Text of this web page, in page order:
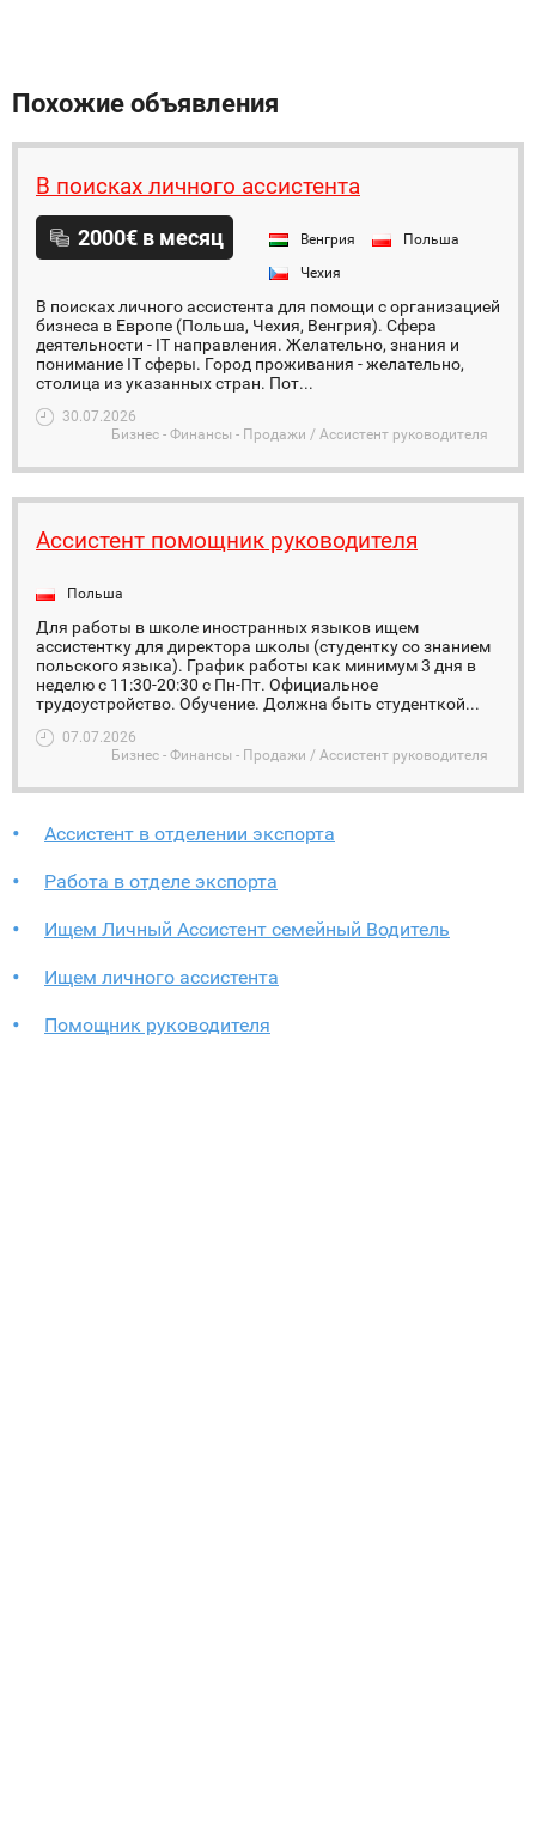
Похожие объявления
В поисках личного ассистента
2000€ в месяц Венгрия
Польша
Чехия
В поисках личного ассистента для помощи с организацией
бизнеса в Европе (Польша, Чехия, Венгрия). Сфера
деятельности - IT направления. Желательно, знания и
понимание IT сферы. Город проживания - желательно,
столица из указанных стран. Пот...
30.07.2026
Бизнес - Финансы - Продажи / Ассистент руководителя
Ассистент помощник руководителя
Польша
Для работы в школе иностранных языков ищем
ассистентку для директора школы (студентку со знанием
польского языка). График работы как минимум 3 дня в
неделю с 11:30-20:30 с Пн-Пт. Официальное
трудоустройство. Обучение. Должна быть студенткой...
07.07.2026
Бизнес - Финансы - Продажи / Ассистент руководителя
Ассистент в отделении экспорта
Работа в отделе экспорта
Ищем Личный Ассистент семейный Водитель
Ищем личного ассистента
Помощник руководителя